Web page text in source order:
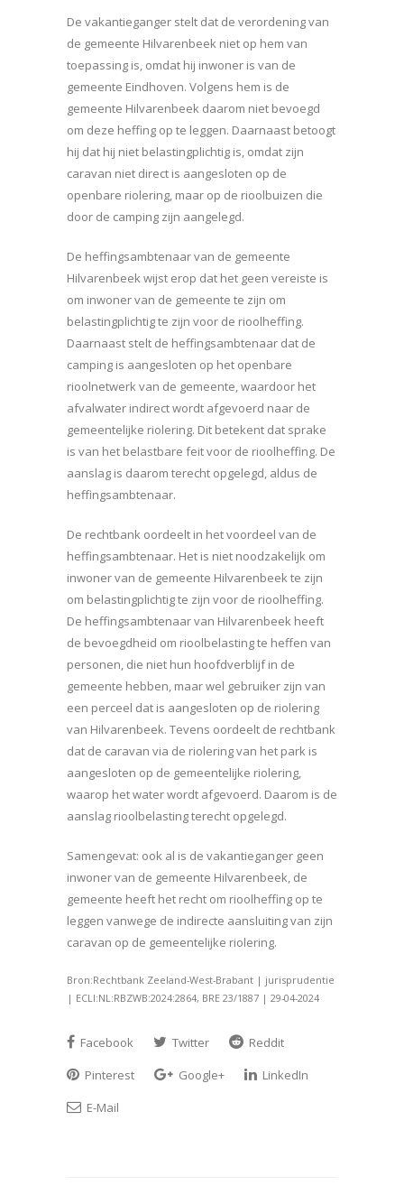
De vakantieganger stelt dat de verordening van
de gemeente Hilvarenbeek niet op hem van
toepassing is, omdat hij inwoner is van de
gemeente Eindhoven. Volgens hem is de
gemeente Hilvarenbeek daarom niet bevoegd
om deze heffing op te leggen. Daarnaast betoogt
hij dat hij niet belastingplichtig is, omdat zijn
caravan niet direct is aangesloten op de
openbare riolering, maar op de rioolbuizen die
door de camping zijn aangelegd.
De heffingsambtenaar van de gemeente
Hilvarenbeek wijst erop dat het geen vereiste is
om inwoner van de gemeente te zijn om
belastingplichtig te zijn voor de rioolheffing.
Daarnaast stelt de heffingsambtenaar dat de
camping is aangesloten op het openbare
rioolnetwerk van de gemeente, waardoor het
afvalwater indirect wordt afgevoerd naar de
gemeentelijke riolering. Dit betekent dat sprake
is van het belastbare feit voor de rioolheffing. De
aanslag is daarom terecht opgelegd, aldus de
heffingsambtenaar.
De rechtbank oordeelt in het voordeel van de
heffingsambtenaar. Het is niet noodzakelijk om
inwoner van de gemeente Hilvarenbeek te zijn
om belastingplichtig te zijn voor de rioolheffing.
De heffingsambtenaar van Hilvarenbeek heeft
de bevoegdheid om rioolbelasting te heffen van
personen, die niet hun hoofdverblijf in de
gemeente hebben, maar wel gebruiker zijn van
een perceel dat is aangesloten op de riolering
van Hilvarenbeek. Tevens oordeelt de rechtbank
dat de caravan via de riolering van het park is
aangesloten op de gemeentelijke riolering,
waarop het water wordt afgevoerd. Daarom is de
aanslag rioolbelasting terecht opgelegd.
Samengevat: ook al is de vakantieganger geen
inwoner van de gemeente Hilvarenbeek, de
gemeente heeft het recht om rioolheffing op te
leggen vanwege de indirecte aansluiting van zijn
caravan op de gemeentelijke riolering.
Bron:Rechtbank Zeeland-West-Brabant | jurisprudentie
| ECLI:NL:RBZWB:2024:2864, BRE 23/1887 | 29-04-2024
Facebook Twitter
Reddit
Pinterest
Google+
LinkedIn
E-Mail